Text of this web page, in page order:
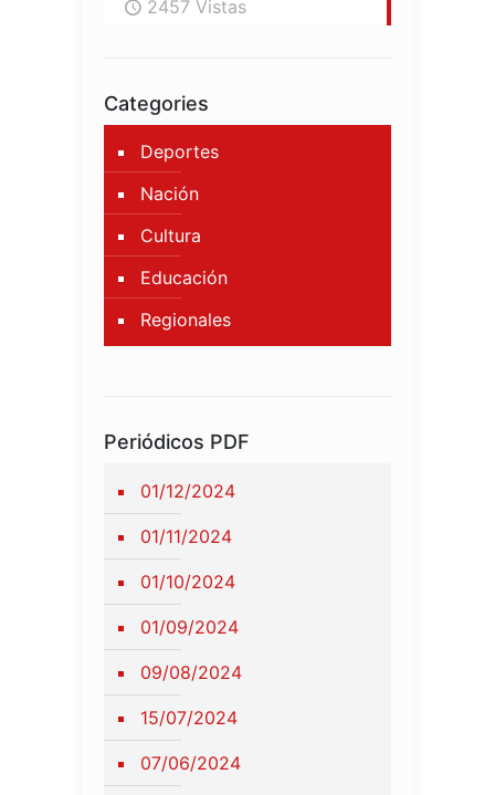
2457 Vistas
Categories
Deportes
Nación
Cultura
Educación
Regionales
Periódicos PDF
01/12/2024
01/11/2024
01/10/2024
01/09/2024
09/08/2024
15/07/2024
07/06/2024